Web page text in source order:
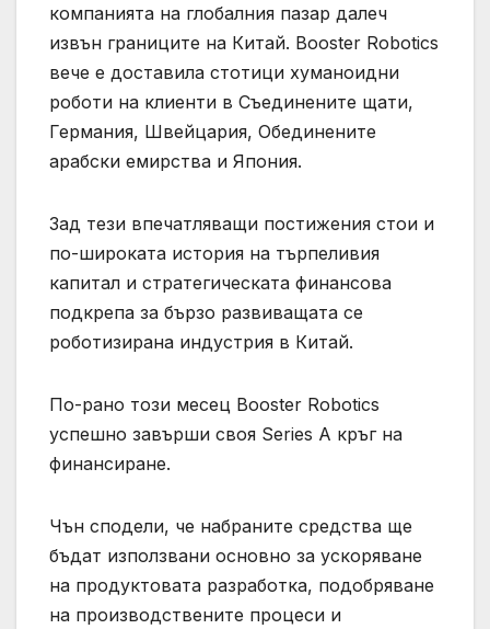
компанията на глобалния пазар далеч
извън границите на Китай. Booster Robotics
вече е доставила стотици хуманоидни
роботи на клиенти в Съединените щати,
Германия, Швейцария, Обединените
арабски емирства и Япония.
Зад тези впечатляващи постижения стои и
по-широката история на търпеливия
капитал и стратегическата финансова
подкрепа за бързо развиващата се
роботизирана индустрия в Китай.
По-рано този месец Booster Robotics
успешно завърши своя Series A кръг на
финансиране.
Чън сподели, че набраните средства ще
бъдат използвани основно за ускоряване
на продуктовата разработка, подобряване
на производствените процеси и